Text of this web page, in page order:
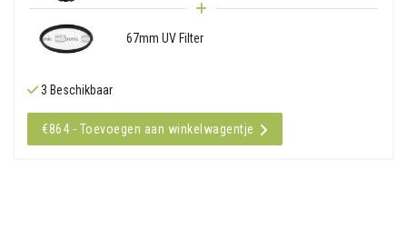
67mm UV Filter
3 Beschikbaar
€864 - Toevoegen aan winkelwagentje